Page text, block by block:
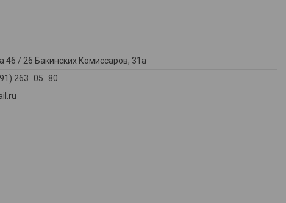
46 / ​26 Бакинских Комиссаров, 31а
263‒05‒80